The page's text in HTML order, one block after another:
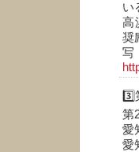
い
高
奨
第
愛
愛